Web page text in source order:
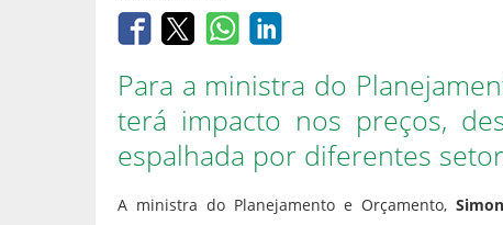
Para a ministra do
terá impacto nos preços,
espalhada por diferentes
A ministra do Planejamento e Orçamento,